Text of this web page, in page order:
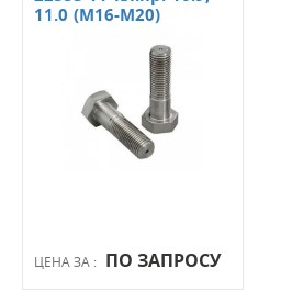
ЦЕНА ЗА : ПО ЗАПРОСУ
11.0 (М16-М20)